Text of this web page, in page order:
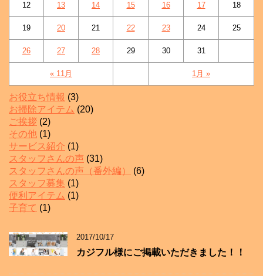
« 11月 1月 »
12 13 14 15 16 17 18
19 20 21 22 23 24 25
26 27 28 29 30 31
お役立ち情報 (3)
お掃除アイテム (20)
ご挨拶 (2)
その他 (1)
サービス紹介 (1)
スタッフさんの声 (31)
スタッフさんの声（番外編）
(6)
スタッフ募集 (1)
便利アイテム (1)
子育て (1)
2017/10/17
カジフル様にご掲載いただきました！！